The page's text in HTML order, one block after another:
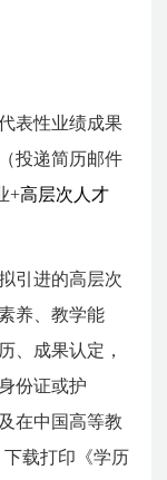
表性业绩成果
投递简历邮件
+高层次人才
引进的高层次
养、教学能
、成果认定，
份证或护
在中国高等教
下载打印《学历